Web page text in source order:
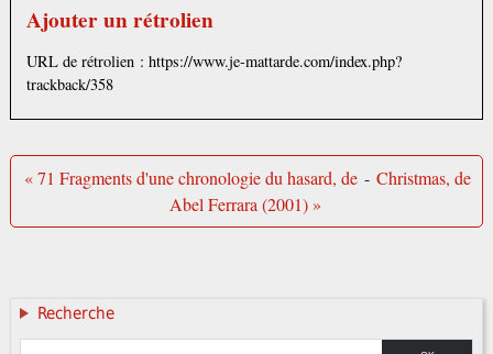
Ajouter un rétrolien
URL de rétrolien : https://www.je-mattarde.com/index.php?
trackback/358
« 71 Fragments d'une chronologie du hasard, de - Christmas, de
Abel Ferrara (2001) »
Recherche